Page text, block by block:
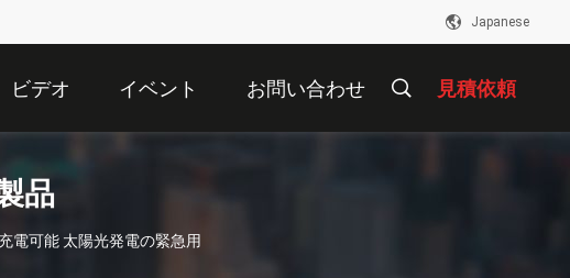
Japanese
ビデオ イベント お問い合わせ 見積依頼
品
電可能 太陽光発電の緊急用